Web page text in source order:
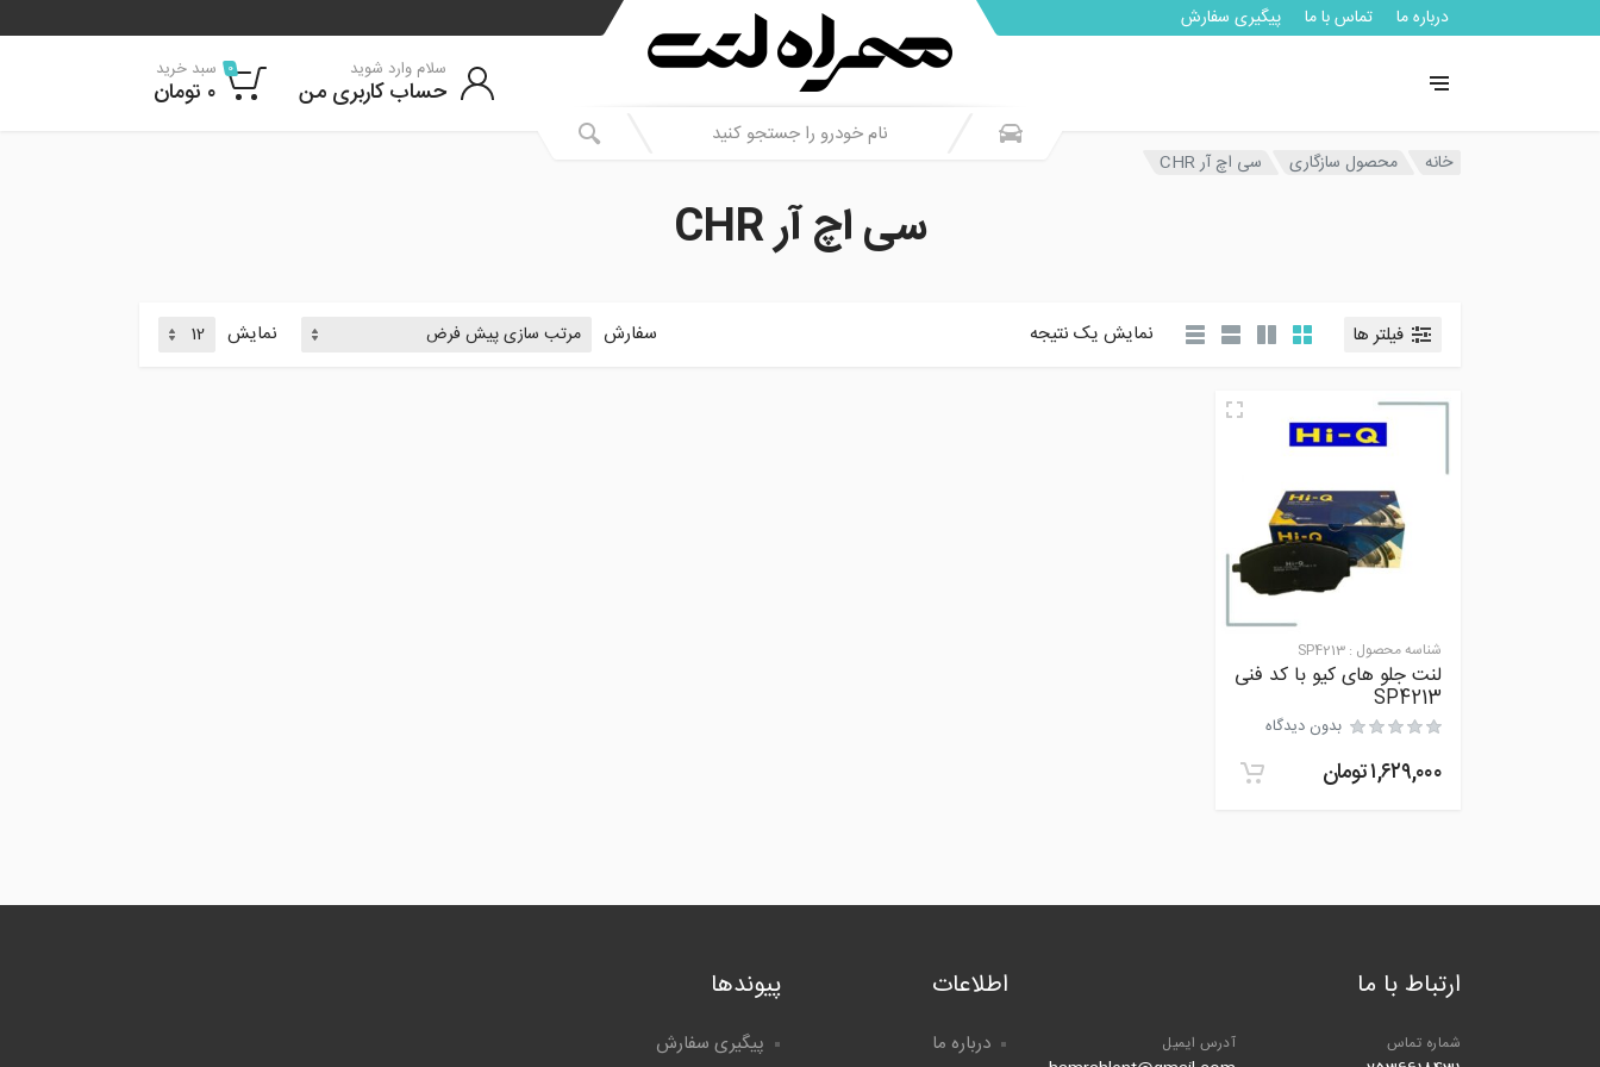
درباره ما تماس با ما پیگیری سفارش
سلام وارد شوید
حساب کاربری من
0 سبد خرید
۰ تومان
خانه محصول سازگاری سی اچ آر CHR
سی اچ آر CHR
فیلتر ها نمایش یک نتیجه سفارش نمایش
شناسه محصول : SP4213
لنت جلو های کیو با کد فنی
SP4213
بدون دیدگاه
۱,۶۲۹,۰۰۰تومان
ارتباط با ما
شماره تماس آدرس ایمیل
اطلاعات
درباره ما
پیوندها
پیگیری سفارش